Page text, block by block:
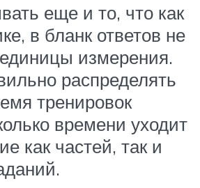
еще и то, что как
в бланк ответов не
измерения.
распределять
тренировок
времени уходит
как частей, так и